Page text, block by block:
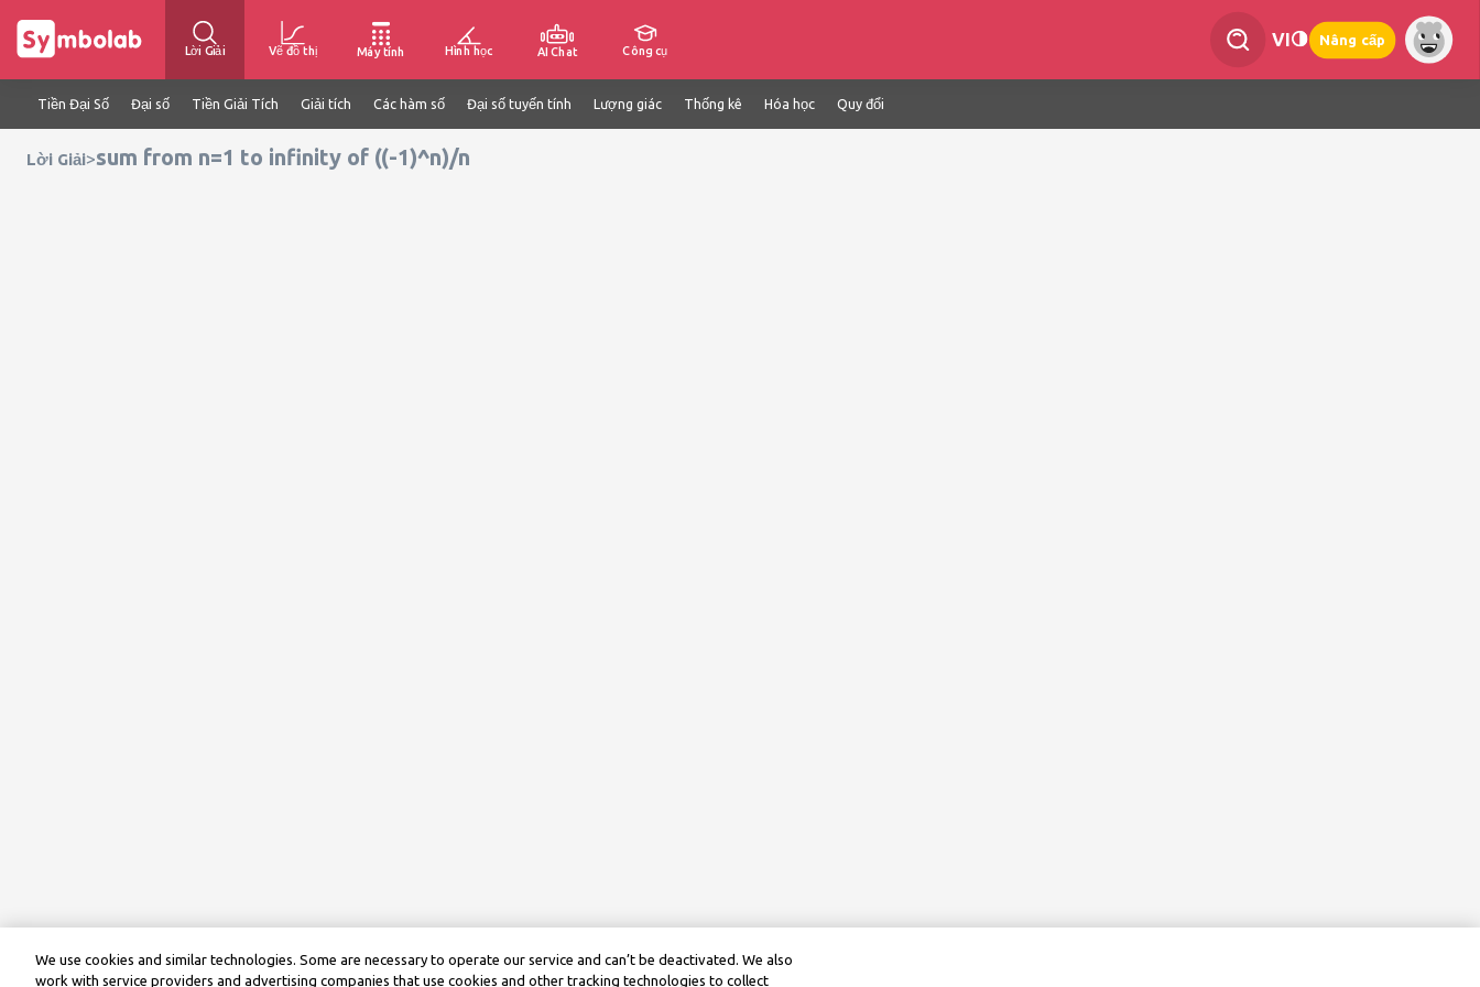
Lời Giải Vẽ đồ thị Máy tính Hình học AI Chat Công cụ
VI Nâng cấp
Tiền Đại Số Đại số Tiền Giải Tích Giải tích Các hàm số Đại số tuyến tính Lượng giác Thống kê Hóa học Quy đổi
Lời Giải>sum from n=1 to infinity of ((-1)^n)/n
We use cookies and similar technologies. Some are necessary to operate our service and can’t be deactivated. We also
work with service providers and advertising companies that use cookies and other tracking technologies to collect